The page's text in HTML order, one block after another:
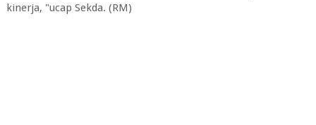
kinerja, "ucap Sekda. (RM)